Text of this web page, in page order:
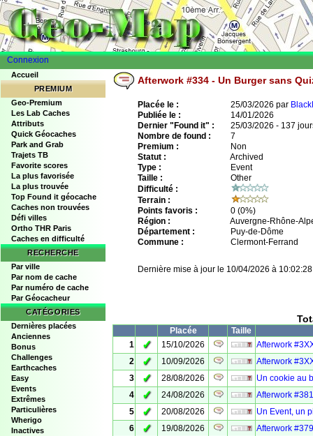
Connexion
Accueil
PREMIUM
Geo-Premium
Les Lab Caches
Attributs
Quick Géocaches
Park and Grab
Trajets TB
Favorite scores
La plus favorisée
La plus trouvée
Top Found it géocache
Caches non trouvées
Défi villes
Ortho THR Paris
Caches en difficulté
RECHERCHE
Par ville
Par nom de cache
Par numéro de cache
Par Géocacheur
CATÉGORIES
Dernières placées
Anciennes
Bonus
Challenges
Earthcaches
Easy
Events
Extrêmes
Particulières
Wherigo
Inactives
Afterwork #334 - Un Burger sans
Placée le : 25/03/2026 par
Publiée le :
14/01/2026
Dernier "Found it" :
25/03/2026 - 137
Nombre de found :
7
Premium :
Non
Statut :
Archived
Type :
Event
Taille :
Other
Difficulté :
Terrain :
Points favoris :
0 (0%)
Région :
Auvergne-Rhône-
Département :
Puy-de-Dôme
Commune :
Clermont-Ferrand
Dernière mise à jour le 10/04/2026 à 10:02:28
Placée
Taille
1
✓ 15/10/2026
Afterwork
2
✓ 10/09/2026
Afterwork
3
✓ 28/08/2026
Un cookie au
4
✓ 24/08/2026
Afterwork
5
✓ 20/08/2026
Un Event, un
6
✓ 19/08/2026
Afterwork